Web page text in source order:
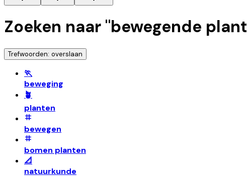
Zoeken naar "bewegende plant
Trefwoorden: overslaan
🏃
beweging
🪴
planten
bewegen
bomen planten
📐
natuurkunde